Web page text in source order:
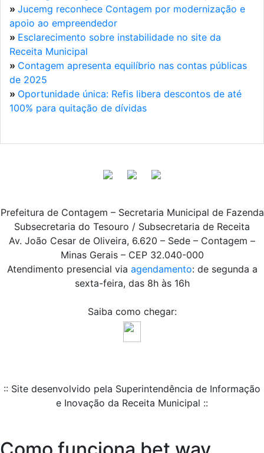
» Jucemg reconhece Contagem por modernização e
apoio ao empreendedor
» Esclarecimento sobre instabilidade no site da
Receita Municipal
» Contagem apresenta equilíbrio nas contas públicas
de 2025
» Oportunidade única: Refis libera descontos de até
100% para quitação de dívidas
Prefeitura de Contagem – Secretaria Municipal de Fazenda
Subsecretaria do Tesouro / Subsecretaria de Receita
Av. João Cesar de Oliveira, 6.620 – Sede – Contagem –
Minas Gerais – CEP 32.040-000
Atendimento presencial via agendamento: de segunda a
sexta-feira, das 8h às 16h
Saiba como chegar:
:: Site desenvolvido pela Superintendência de Informação
e Inovação da Receita Municipal ::